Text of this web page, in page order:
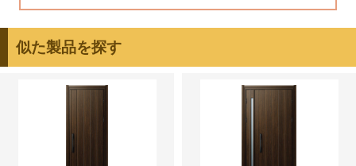
似た製品を探す